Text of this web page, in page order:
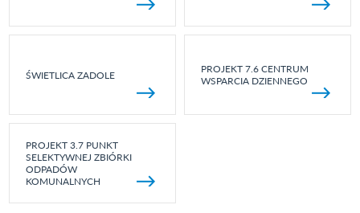
ŚWIETLICA ZADOLE
PROJEKT 7.6 CENTRUM
WSPARCIA DZIENNEGO
PROJEKT 3.7 PUNKT
SELEKTYWNEJ ZBIÓRKI
ODPADÓW
KOMUNALNYCH